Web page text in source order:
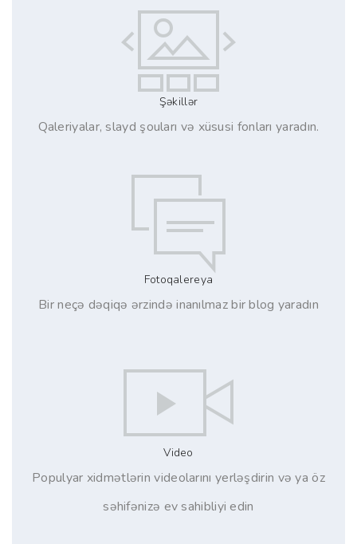
Şəkillər
Qaleriyalar, slayd şouları və xüsusi fonları yaradın.
Fotoqalereya
Bir neçə dəqiqə ərzində inanılmaz bir blog yaradın
Video
Populyar xidmətlərin videolarını yerləşdirin və ya öz
səhifənizə ev sahibliyi edin